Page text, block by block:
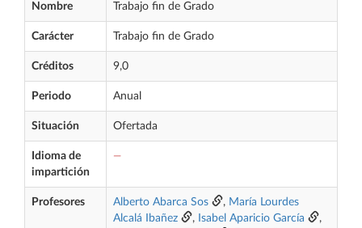
Nombre Trabajo fin de Grado
Carácter Trabajo fin de Grado
Créditos 9,0
Periodo Anual
Situación Ofertada
Idioma de
impartición
—
Profesores Alberto Abarca Sos , María Lourdes
Alcalá Ibañez
, Isabel Aparicio García
,